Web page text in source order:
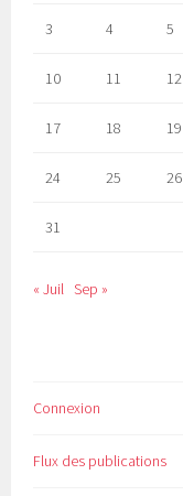
3 4 5
10 11 12
17 18 19
24 25 26
31
« Juil Sep »
Connexion
Flux des publications